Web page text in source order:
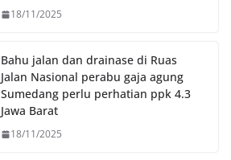
18/11/2025
Bahu jalan dan drainase di Ruas
Jalan Nasional perabu gaja agung
Sumedang perlu perhatian ppk 4.3
Jawa Barat
18/11/2025